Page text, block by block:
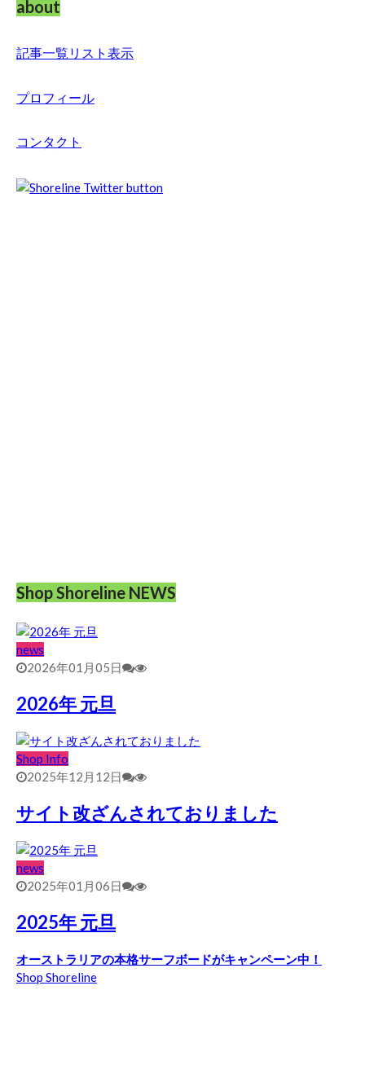
about
記事一覧リスト表示
プロフィール
コンタクト
Shop Shoreline NEWS
news
2026年01月05日
2026年 元旦
Shop Info
2025年12月12日
サイト改ざんされておりました
news
2025年01月06日
2025年 元旦
オーストラリアの本格サーフボードがキャンペーン中！
Shop Shoreline